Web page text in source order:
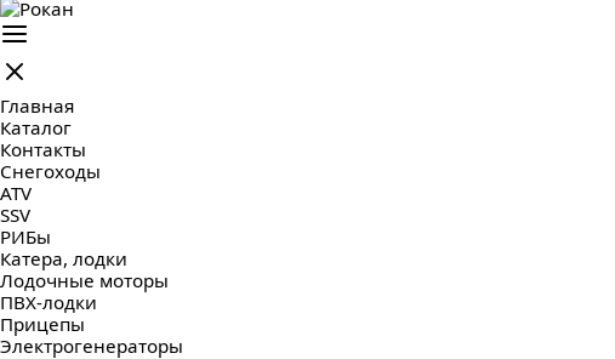
Главная
Каталог
Контакты
Снегоходы
ATV
SSV
РИБы
Катера, лодки
Лодочные моторы
ПВХ-лодки
Прицепы
Электрогенераторы